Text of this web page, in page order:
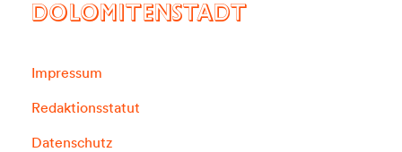
DOLOMITENSTADT
Impressum
Redaktionsstatut
Datenschutz